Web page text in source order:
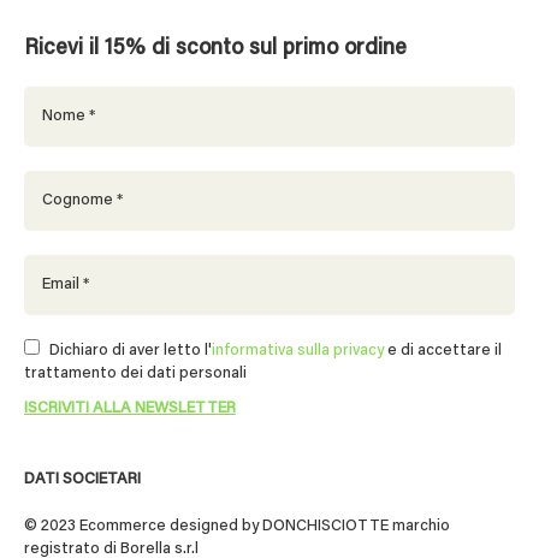
DATI SOCIETARI
© 2023 Ecommerce designed by DONCHISCIOTTE marchio
registrato di Borella s.r.l
Ricevi il 15% di sconto sul primo ordine
Dichiaro di aver letto l'informativa sulla privacye di accettare il
trattamento dei dati personali